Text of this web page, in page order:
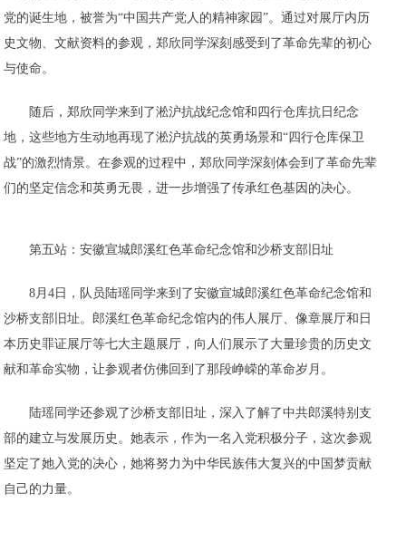
党的诞生地，被誉为“中国共产党人的精神家园”。通过对展厅内历
史文物、文献资料的参观，郑欣同学深刻感受到了革命先辈的初心
与使命。
随后，郑欣同学来到了淞沪抗战纪念馆和四行仓库抗日纪念
地，这些地方生动地再现了淞沪抗战的英勇场景和“四行仓库保卫
战”的激烈情景。在参观的过程中，郑欣同学深刻体会到了革命先辈
们的坚定信念和英勇无畏，进一步增强了传承红色基因的决心。
第五站：安徽宣城郎溪红色革命纪念馆和沙桥支部旧址
8月4日，队员陆瑶同学来到了安徽宣城郎溪红色革命纪念馆和
沙桥支部旧址。郎溪红色革命纪念馆内的伟人展厅、像章展厅和日
本历史罪证展厅等七大主题展厅，向人们展示了大量珍贵的历史文
献和革命实物，让参观者仿佛回到了那段峥嵘的革命岁月。
陆瑶同学还参观了沙桥支部旧址，深入了解了中共郎溪特别支
部的建立与发展历史。她表示，作为一名入党积极分子，这次参观
坚定了她入党的决心，她将努力为中华民族伟大复兴的中国梦贡献
自己的力量。